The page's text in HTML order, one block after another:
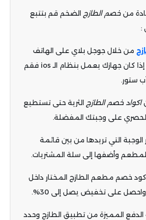
من خصم الطازج الضخم قم بتتبع
:
من خلال جوجل بلاي على الهاتف
الجوال الأندرويد، أما إذا كان جهازك يعمل بنظام الـ ios فقم
ستور.
اكواد خصم الطازج الثرية حتى تستطيع
على وجبتك المفضلة.
الوجبة التي تريدها من بين قائمة
للمطعم وأضفها إلى سلة المشتريات.
كود خصم مطعم الطازج المختار داخل
واحصل على تخفيض يصل إلى 30%.
الدفع المميزة من تطبيق الطازج وحدد